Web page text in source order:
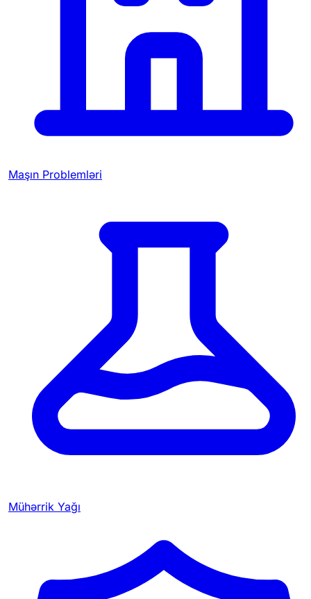
Maşın Problemləri
Mühərrik Yağı